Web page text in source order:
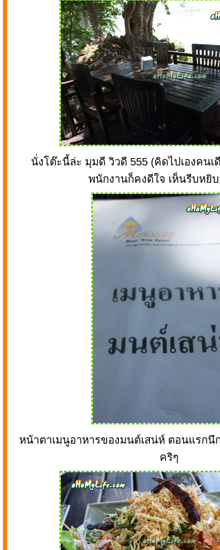
นั่งโต๊ะนี้ล่ะ มุมดี วิวดี 555 (คิดไปเองคนเ
พนักงานก็คงดีใจ เห็นรีบหยิ
หน้าตาเมนูอาหารของมนต์เสน่ห์ ตอนแรกนึ
คริๆ